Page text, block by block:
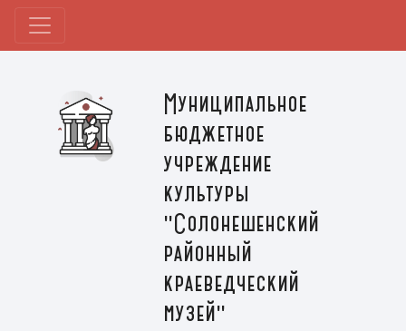
Муниципальное
бюджетное
учреждение
культуры
"Солонешенский
районный
краеведческий
музей"